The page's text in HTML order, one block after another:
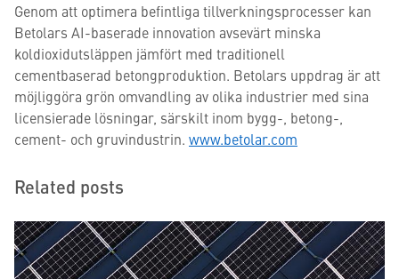
Genom att optimera befintliga tillverkningsprocesser kan
Betolars AI-baserade innovation avsevärt minska
koldioxidutsläppen jämfört med traditionell
cementbaserad betongproduktion. Betolars uppdrag är att
möjliggöra grön omvandling av olika industrier med sina
licensierade lösningar, särskilt inom bygg-, betong-,
cement- och gruvindustrin. www.betolar.com
Related posts